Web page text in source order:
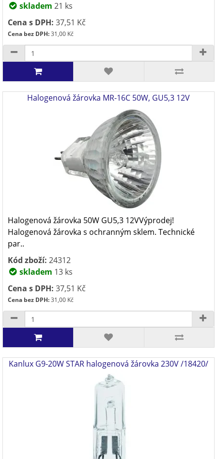
skladem 21 ks
Cena s DPH: 37,51 Kč
Cena bez DPH:31,00 Kč
Halogenová žárovka MR-16C 50W, GU5,3 12V
Halogenová žárovka 50W GU5,3 12VVýprodej!
Halogenová žárovka s ochranným sklem. Technické
par..
Kód zboží: 24312
skladem 13 ks
Cena s DPH: 37,51 Kč
Cena bez DPH:31,00 Kč
Kanlux G9-20W STAR halogenová žárovka 230V /18420/